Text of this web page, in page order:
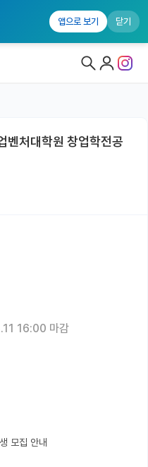
앱으로 보기 닫기
처대학원 창업학전공
16:00 마감
모집 안내